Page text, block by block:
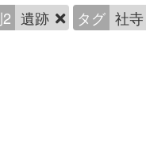
遺跡 タグ 社